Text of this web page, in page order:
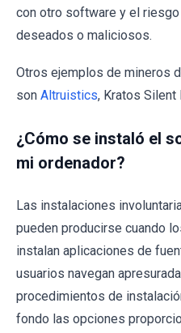
con otro software y el
deseados o maliciosos.
Otros ejemplos de mineros
son Altruistics, Kratos Silent
¿Cómo se instaló el
mi ordenador?
Las instalaciones
pueden producirse cuando
instalan aplicaciones de
usuarios navegan
procedimientos de
fondo las opciones